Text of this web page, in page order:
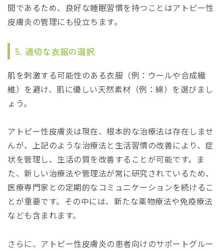
間であるため、良好な睡眠習慣を持つことはアトピー性
皮膚炎の管理にも役立ちます。
5. 適切な衣服の選択
肌を刺激する可能性のある衣服（例：ウールや合成繊
維）を避け、肌に優しい天然素材（例：綿）を選びまし
ょう。
アトピー性皮膚炎は現在、根本的な治療法は存在しませ
んが、上記のような治療法と生活習慣の改善により、症
状を管理し、生活の質を改善することが可能です。ま
た、新しい治療法や管理法が常に研究されているため、
医療専門家との定期的なコミュニケーションを続けるこ
とが重要です。その中には、新たな薬物療法や免疫療法
なども含まれます。
さらに、アトピー性皮膚炎の患者向けのサポートグルー